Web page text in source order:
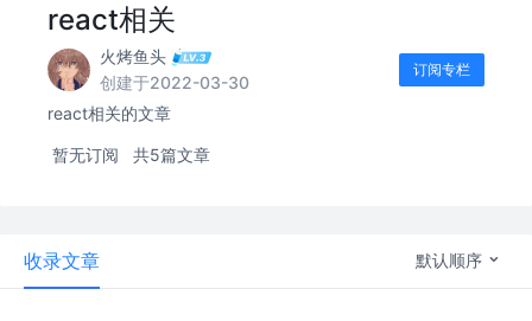
react相关
火烤鱼头
创建于2022-03-30
订阅专栏
react相关的文章
暂无订阅 共5篇文章
收录文章 默认顺序